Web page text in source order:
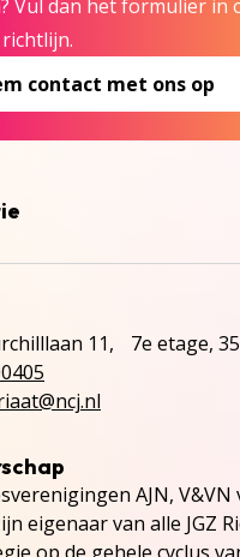
Vul dan het formulier in
contact met ons op
11, 7e etage,
AJN,
eigenaar van alle JGZ